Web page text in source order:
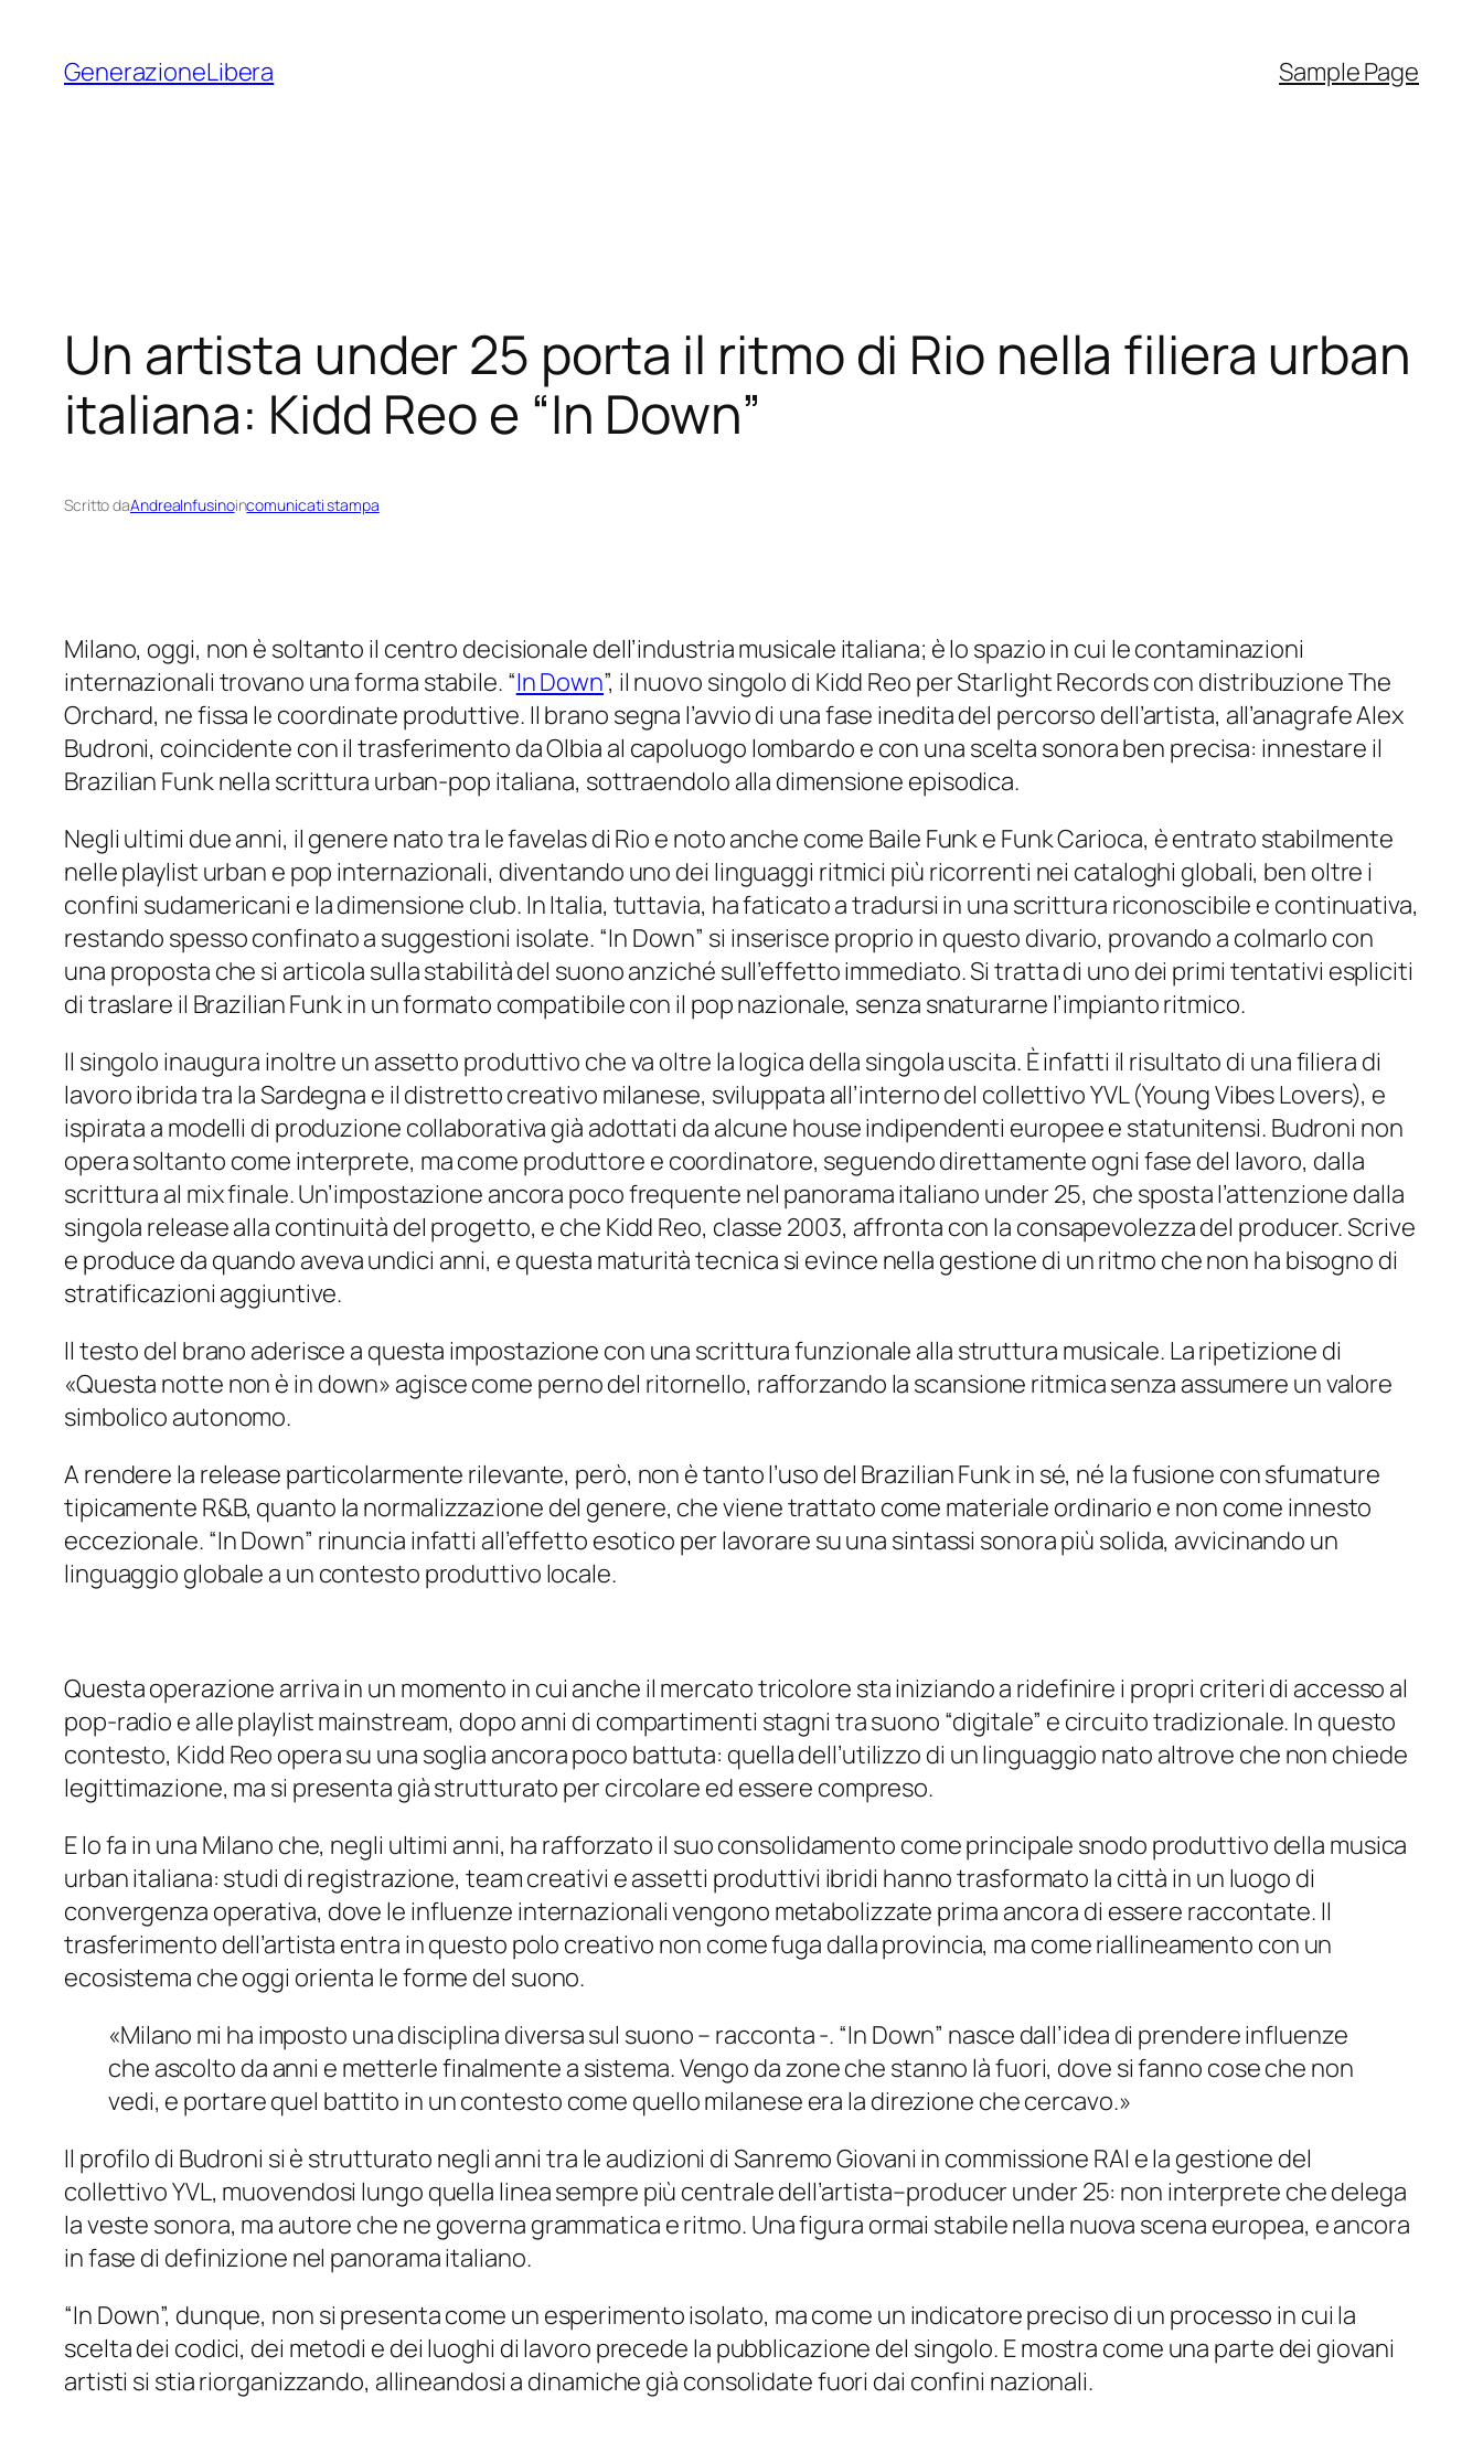
contenuto
GenerazioneLibera Sample Page
Un artista under 25 porta il ritmo di Rio nella filiera urban
italiana: Kidd Reo e “In Down”
Scritto daAndreaInfusinoincomunicati stampa
Milano, oggi, non è soltanto il centro decisionale dell’industria musicale italiana; è lo spazio in cui le contaminazioni
internazionali trovano una forma stabile. “In Down”, il nuovo singolo di Kidd Reo perStarlight Recordscon distribuzioneThe
Orchard, ne fissa le coordinate produttive. Il brano segna l’avvio di una fase inedita del percorso dell’artista, all’anagrafe Alex
Budroni, coincidente con il trasferimento da Olbia al capoluogo lombardo e con una scelta sonora ben precisa: innestare il
Brazilian Funk nella scrittura urban-pop italiana, sottraendolo alla dimensione episodica.
Negli ultimi due anni, il genere nato tra le favelas di Rio e noto anche come Baile Funk e Funk Carioca, è entrato stabilmente
nelle playlist urban e pop internazionali, diventando uno dei linguaggi ritmici più ricorrenti nei cataloghi globali, ben oltre i
confini sudamericani e la dimensione club. In Italia, tuttavia, ha faticato a tradursi in una scrittura riconoscibile e continuativa,
restando spesso confinato a suggestioni isolate. “In Down” si inserisce proprio in questo divario, provando a colmarlo con
una proposta che si articola sulla stabilità del suono anziché sull’effetto immediato. Si tratta di uno dei primi tentativi espliciti
di traslare il Brazilian Funk in un formato compatibile con il pop nazionale, senza snaturarne l’impianto ritmico.
Il singolo inaugura inoltre un assetto produttivo che va oltre la logica della singola uscita. È infatti il risultato di una filiera di
lavoro ibrida tra la Sardegna e il distretto creativo milanese, sviluppata all’interno del collettivo YVL (Young Vibes Lovers), e
ispirata a modelli di produzione collaborativa già adottati da alcune houseindipendenti europee e statunitensi. Budroni non
opera soltanto come interprete, ma come produttore e coordinatore, seguendo direttamente ogni fase del lavoro, dalla
scrittura al mix finale. Un’impostazione ancora poco frequente nel panorama italiano under 25, che sposta l’attenzione dalla
singola release alla continuità del progetto, e che Kidd Reo, classe 2003, affronta con la consapevolezza del producer. Scrive
e produce da quando aveva undici anni, e questa maturità tecnica si evince nella gestione di un ritmo che non ha bisogno di
stratificazioni aggiuntive.
Il testo del brano aderisce a questa impostazione con una scrittura funzionale alla struttura musicale. La ripetizione di
«Questa notte non è in down» agisce come perno del ritornello, rafforzando la scansione ritmica senza assumere un valore
simbolico autonomo.
A rendere la release particolarmente rilevante, però, non è tanto l’uso del Brazilian Funk in sé, né la fusione con sfumature
tipicamente R&B, quanto la normalizzazione del genere, che viene trattato come materiale ordinario e non come innesto
eccezionale. “In Down” rinuncia infatti all’effetto esotico per lavorare su una sintassi sonora più solida, avvicinando un
linguaggio globale a un contesto produttivo locale.
Questa operazione arriva in un momento in cui anche il mercato tricolore sta iniziando a ridefinire i propri criteri di accesso al
pop-radio e alle playlist mainstream, dopo anni di compartimenti stagni tra suono “digitale” e circuito tradizionale. In questo
contesto, Kidd Reo opera su una soglia ancora poco battuta: quella dell’utilizzo di un linguaggio nato altrove che non chiede
legittimazione, ma si presenta già strutturato per circolare ed essere compreso.
E lo fa in una Milano che, negli ultimi anni, ha rafforzato il suo consolidamento come principale snodo produttivo della musica
urban italiana: studi di registrazione, team creativi e assetti produttivi ibridi hanno trasformato la città in un luogo di
convergenza operativa, dove le influenze internazionali vengono metabolizzate prima ancora di essere raccontate. Il
trasferimento dell’artista entra in questo polo creativo non come fuga dalla provincia, ma come riallineamento con un
ecosistema che oggi orienta le forme del suono.
«Milano mi ha imposto una disciplina diversa sul suono – racconta -. “In Down” nasce dall’idea di prendere influenze
che ascolto da anni e metterle finalmente a sistema. Vengo da zone che stanno là fuori, dove si fanno cose che non
vedi, e portare quel battito in un contesto come quello milanese era la direzione che cercavo.»
Il profilo di Budroni si è strutturato negli anni tra le audizioni di Sanremo Giovani in commissione RAI e la gestione del
collettivo YVL, muovendosi lungo quella linea sempre più centrale dell’artista–producer under 25: non interprete che delega
la veste sonora, ma autore che ne governa grammatica e ritmo. Una figura ormai stabile nella nuova scena europea, e ancora
in fase di definizione nel panorama italiano.
“In Down”, dunque, non si presenta come un esperimento isolato, ma come un indicatore preciso di un processo in cui la
scelta dei codici, dei metodi e dei luoghi di lavoro precede la pubblicazione del singolo. E mostra come una parte dei giovani
artisti si stia riorganizzando, allineandosi a dinamiche già consolidate fuori dai confini nazionali.